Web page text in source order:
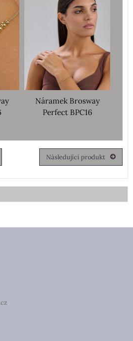
Náramek Brosway
Perfect BPC16
Následující produkt